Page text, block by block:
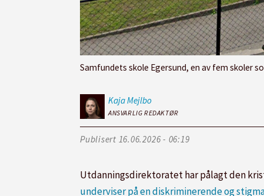
Samfundets skole Egersund, en av fem skoler
KajaMejlbo
ANSVARLIG REDAKTØR
Publisert 16.06.2026 - 06:19
Utdanningsdirektoratet har pålagt den
underviser på en diskriminerende og